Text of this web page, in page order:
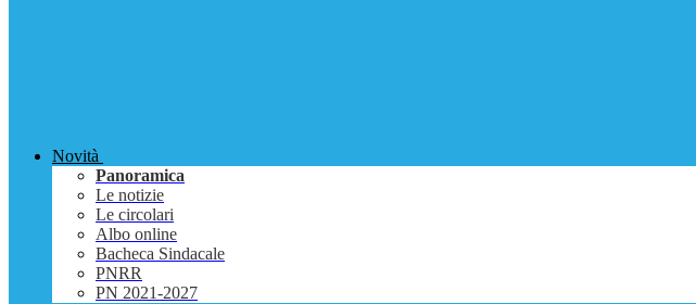
Novità
Panoramica
Le notizie
Le circolari
Albo online
Bacheca Sindacale
PNRR
PN 2021-2027